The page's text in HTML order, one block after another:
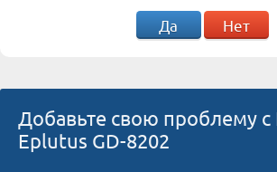
Да Нет
Добавьте свою проблему с
Eplutus GD-8202